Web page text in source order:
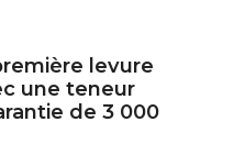
levure
une teneur
de 3 000